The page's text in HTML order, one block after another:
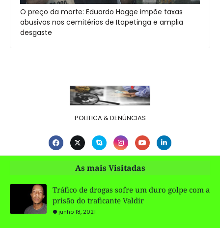
O preço da morte: Eduardo Hagge impõe taxas
abusivas nos cemitérios de Itapetinga e amplia
desgaste
POLITICA & DENÚNCIAS
As mais Visitadas
Tráfico de drogas sofre um duro golpe com a
prisão do traficante Valdir
junho 18, 2021